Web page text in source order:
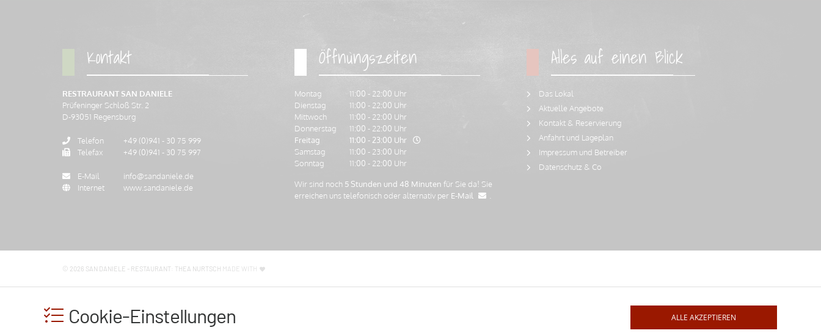
Kontakt
RESTRAURANT SAN DANIELE
Prüfeninger Schloß Str. 2
D-93051 Regensburg
Telefon
+49 (0)941 - 30 75 999
Telefax
+49 (0)941 - 30 75 997
E-Mail
info@sandaniele.de
Internet
www.sandaniele.de
Öffnungszeiten
Montag
11:00 - 22:00 Uhr
Dienstag
11:00 - 22:00 Uhr
Mittwoch
11:00 - 22:00 Uhr
Donnerstag
11:00 - 22:00 Uhr
Freitag
11:00 - 23:00 Uhr
Samstag
11:00 - 23:00 Uhr
Sonntag
11:00 - 22:00 Uhr
Wir sind noch 5 Stunden und 48 Minuten für Sie da! Sie
erreichen uns telefonisch oder alternativ per E-Mail
Alles auf einen Blick
Das Lokal
Aktuelle Angebote
Kontakt & Reservierung
Anfahrt und Lageplan
Impressum und Betreiber
Datenschutz & Co
© 2026 SAN DANIELE - RESTAURANT: THEA NURTSCH MADE WITH
Cookie-Einstellungen ALLE AKZEPTIEREN